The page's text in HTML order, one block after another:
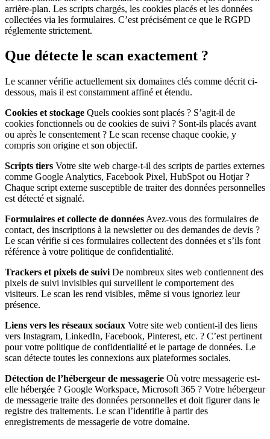
arrière-plan. Les scripts chargés, les cookies placés et les données
collectées via les formulaires. C’est précisément ce que le RGPD
réglemente strictement.
Que détecte le scan exactement ?
Le scanner vérifie actuellement six domaines clés comme décrit ci-
dessous, mais il est constamment affiné et étendu.
Cookies et stockage Quels cookies sont placés ? S’agit-il de
cookies fonctionnels ou de cookies de suivi ? Sont-ils placés avant
ou après le consentement ? Le scan recense chaque cookie, y
compris son origine et son objectif.
Scripts tiers Votre site web charge-t-il des scripts de parties externes
comme Google Analytics, Facebook Pixel, HubSpot ou Hotjar ?
Chaque script externe susceptible de traiter des données personnelles
est détecté et signalé.
Formulaires et collecte de données Avez-vous des formulaires de
contact, des inscriptions à la newsletter ou des demandes de devis ?
Le scan vérifie si ces formulaires collectent des données et s’ils font
référence à votre politique de confidentialité.
Trackers et pixels de suivi De nombreux sites web contiennent des
pixels de suivi invisibles qui surveillent le comportement des
visiteurs. Le scan les rend visibles, même si vous ignoriez leur
présence.
Liens vers les réseaux sociaux Votre site web contient-il des liens
vers Instagram, LinkedIn, Facebook, Pinterest, etc. ? C’est pertinent
pour votre politique de confidentialité et le partage de données. Le
scan détecte toutes les connexions aux plateformes sociales.
Détection de l’hébergeur de messagerie Où votre messagerie est-
elle hébergée ? Google Workspace, Microsoft 365 ? Votre hébergeur
de messagerie traite des données personnelles et doit figurer dans le
registre des traitements. Le scan l’identifie à partir des
enregistrements de messagerie de votre domaine.